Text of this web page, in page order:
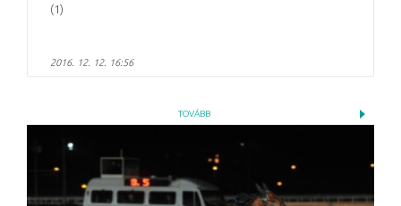
(1)
2016. 12. 12. 16:56
TOVÁBB